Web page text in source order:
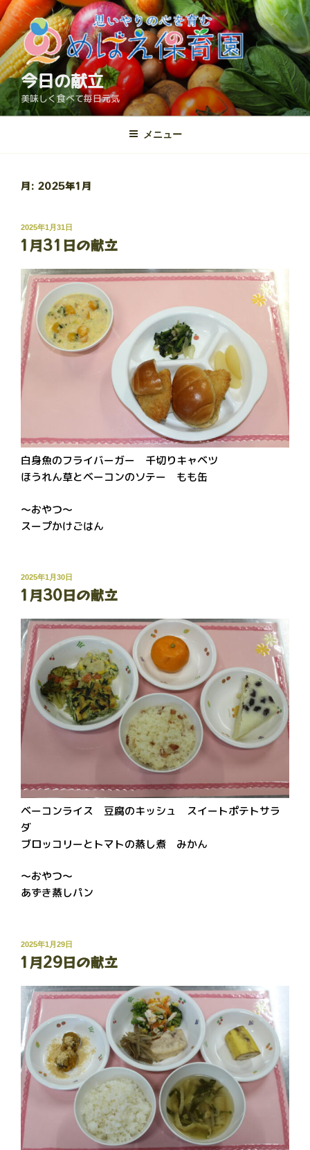
コ
ン
テ
ン
ツ
ス
プ
今日の献立
美味しく食べて毎日元気
メニュー
月: 2025年1月
投
稿
日:
2025年1月31日
1月31日の献立
白身魚のフライバーガー 千切りキャベツ
ほうれん草とベーコンのソテー もも缶
～おやつ～
スープかけごはん
投
稿
日:
2025年1月30日
1月30日の献立
ベーコンライス 豆腐のキッシュ スイートポテトサラ
ダ
ブロッコリーとトマトの蒸し煮 みかん
～おやつ～
あずき蒸しパン
投
稿
日:
2025年1月29日
1月29日の献立